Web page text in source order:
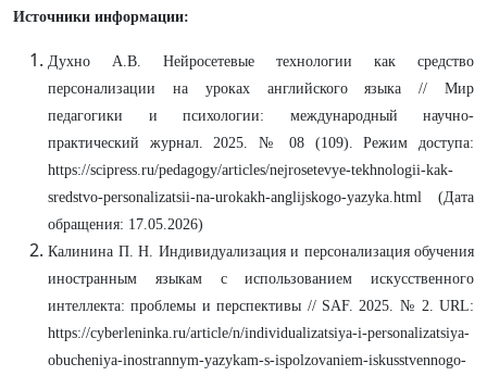
Источники информации:
Духно А.В. Нейросетевые технологии как средство
персонализации на уроках английского языка // Мир
педагогики и психологии: международный научно-
практический журнал. 2025. № 08 (109). Режим доступа:
https://scipress.ru/pedagogy/articles/nejrosetevye-tekhnologii-kak-
sredstvo-personalizatsii-na-urokakh-anglijskogo-yazyka.html (Дата
обращения: 17.05.2026)
Калинина П. Н. Индивидуализация и персонализация обучения
иностранным языкам с использованием искусственного
интеллекта: проблемы и перспективы // SAF. 2025. № 2. URL:
https://cyberleninka.ru/article/n/individualizatsiya-i-personalizatsiya-
obucheniya-inostrannym-yazykam-s-ispolzovaniem-iskusstvennogo-